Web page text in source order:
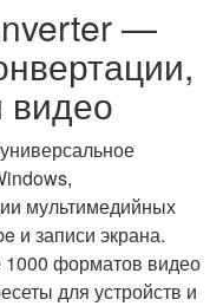
—
видео
мультимедийных
и записи экрана.
форматов видео
для устройств и